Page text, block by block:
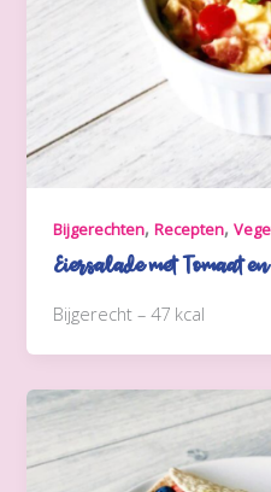
Bijgerechten,Recepten,
Eiersalade met Tomaat
Bijgerecht – 47 kcal